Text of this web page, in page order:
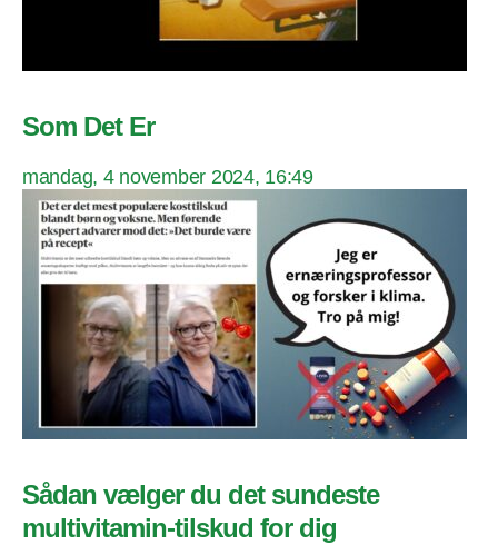
Som Det Er
mandag, 4 november 2024, 16:49
Sådan vælger du det sundeste
multivitamin-tilskud for dig